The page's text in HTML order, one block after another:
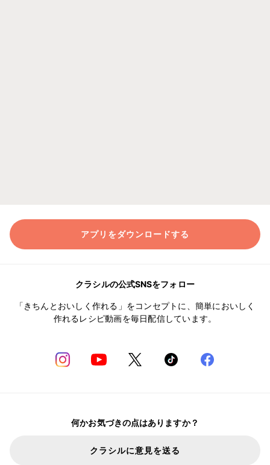
アプリをダウンロードする
クラシルの公式SNSをフォロー
「きちんとおいしく作れる」をコンセプトに、簡単においしく
作れるレシピ動画を毎日配信しています。
何かお気づきの点はありますか？
クラシルに意見を送る